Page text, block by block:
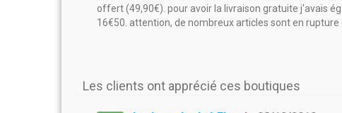
offert (49,90€). pour avoir la livraison gratuite j'avais
16€50. attention, de nombreux articles sont en rupture
Les clients ont apprécié ces boutiques